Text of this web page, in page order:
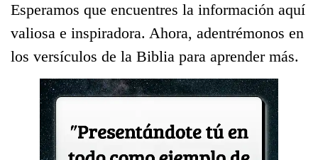
Esperamos que encuentres la información aquí
valiosa e inspiradora. Ahora, adentrémonos en
los versículos de la Biblia para aprender más.